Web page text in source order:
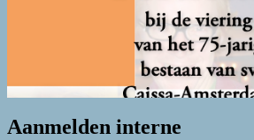
Aanmelden interne